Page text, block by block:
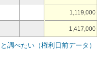
1,119,000
1,417,000
調べたい（権利日前データ）